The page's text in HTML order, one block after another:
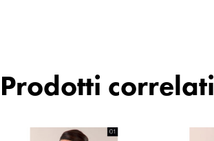
Prodotti correlati